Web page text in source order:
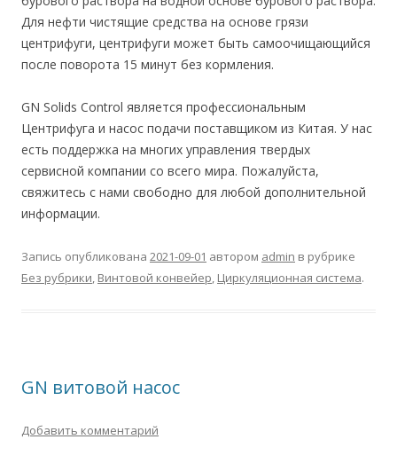
Для нефти чистящие средства на основе грязи
центрифуги, центрифуги может быть самоочищающийся
после поворота 15 минут без кормления.
GN Solids Control является профессиональным
Центрифуга и насос подачи поставщиком из Китая. У нас
есть поддержка на многих управления твердых
сервисной компании со всего мира. Пожалуйста,
свяжитесь с нами свободно для любой дополнительной
информации.
Запись опубликована 2021-09-01 автором admin в рубрике
Без рубрики, Винтовой конвейер, Циркуляционная система.
GN витовой насос
Добавить комментарий